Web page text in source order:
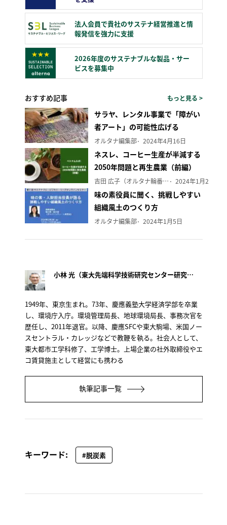
法人会員で貴社のサステナ経営推進と情
報発信を強力に支援
2026年度のサステナブルな製品・サー
ビスを募集中
おすすめ記事 もっと見る >
サラヤ、レンタル事業で「障がい
者アート」の可能性広げる
オルタナ編集部 2024年4月16日
ネスレ、コーヒー生産が半減する
2050年問題と再生農業（前編）
吉田 広子（オルタナ輪番編集長） 2024年1月29日
味の素役員に聞く、挑戦しやすい
組織風土のつくり方
オルタナ編集部 2024年1月5日
小林 光（東大先端科学技術研究センター研究顧問）
1949年、東京生まれ。73年、慶應義塾大学経済学部を卒業
し、環境庁入庁。環境管理局長、地球環境局長、事務次官を
歴任し、2011年退官。以降、慶應SFCや東大駒場、米国ノー
スセントラル・カレッジなどで教鞭を執る。社会人として、
東大都市工学科修了、工学博士。上場企業の社外取締役やエ
コ賃貸施主として経営にも携わる
執筆記事一覧
キーワード: #脱炭素